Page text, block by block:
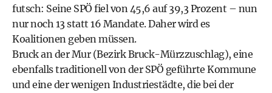
futsch: Seine SPÖ fiel von 45,6 auf 39,3 Prozent – nun
nur noch 13 statt 16 Mandate. Daher wird es
Koalitionen geben müssen.
Bruck an der Mur (Bezirk Bruck-Mürzzuschlag), eine
ebenfalls traditionell von der SPÖ geführte Kommune
und eine der wenigen Industriestädte, die bei der